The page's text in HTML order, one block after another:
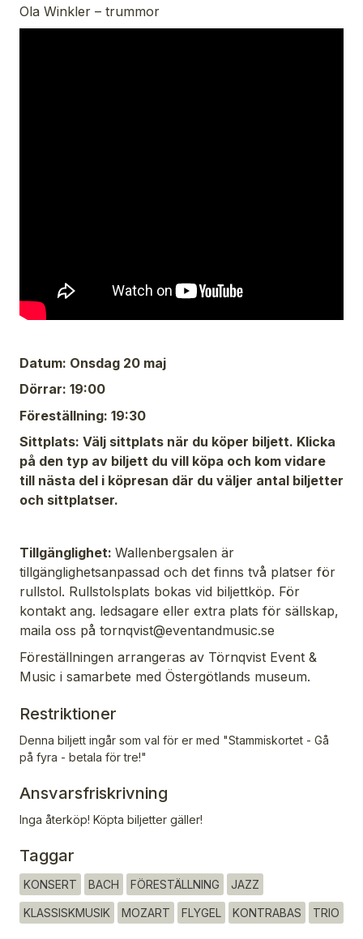
Ola Winkler – trummor
Datum: Onsdag 20 maj
Dörrar: 19:00
Föreställning: 19:30
Sittplats: Välj sittplats när du köper biljett. Klicka
på den typ av biljett du vill köpa och kom vidare
till nästa del i köpresan där du väljer antal biljetter
och sittplatser.
Tillgänglighet: Wallenbergsalen är
tillgänglighetsanpassad och det finns två platser för
rullstol. Rullstolsplats bokas vid biljettköp. För
kontakt ang. ledsagare eller extra plats för sällskap,
maila oss på tornqvist@eventandmusic.se
Föreställningen arrangeras av Törnqvist Event &
Music i samarbete med Östergötlands museum.
Restriktioner
Denna biljett ingår som val för er med "Stammiskortet - Gå
på fyra - betala för tre!"
Ansvarsfriskrivning
Inga återköp! Köpta biljetter gäller!
Taggar
KONSERT BACH FÖRESTÄLLNING JAZZ
KLASSISKMUSIK MOZART FLYGEL KONTRABAS TRIO